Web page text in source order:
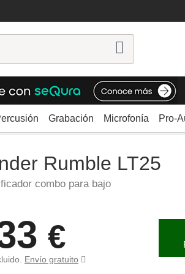
Grabación Microfonía Pro-
Rumble LT25
combo para bajo
€
Envío gratuito